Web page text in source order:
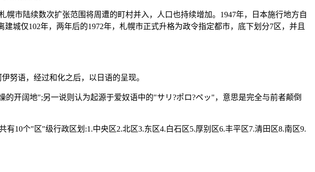
市陆续数次扩张范围将周遭的町村并入，人口也持续增加。1947年，日本施行地方自
城仅102年，两年后的1972年，札幌市正式升格为政令指定都市，底下划分7区，并且
努语，经过和化之后，以日语的呈现。
开阔地";另一说则认为起源于爱奴语中的"サリ?ポロ?ペッ"，意思是完全与前者颠倒
10个"区"级行政区划:1.中央区2.北区3.东区4.白石区5.厚别区6.丰平区7.清田区8.南区9.